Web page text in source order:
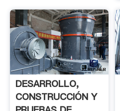
DESARROLLO,
CONSTRUCCIÓN Y